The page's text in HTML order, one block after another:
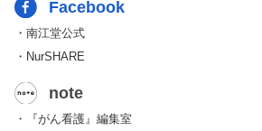
Facebook
・南江堂公式
・NurSHARE
note
・『がん看護』編集室